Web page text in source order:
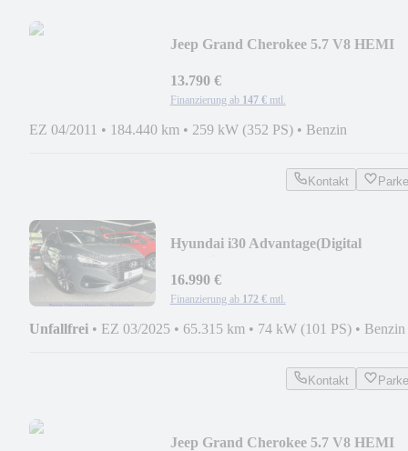
Jeep Grand Cherokee 5.7 V8 HEMI
13.790 €
Finanzierung ab 147 € mtl.
EZ 04/2011 • 184.440 km • 259 kW (352 PS) • Benzin
Kontakt
Hyundai i30 Advantage(Digital
16.990 €
Finanzierung ab 172 € mtl.
Unfallfrei • EZ 03/2025 • 65.315 km • 74 kW (101 PS) • Benzin
Kontakt
Jeep Grand Cherokee 5.7 V8 HEMI